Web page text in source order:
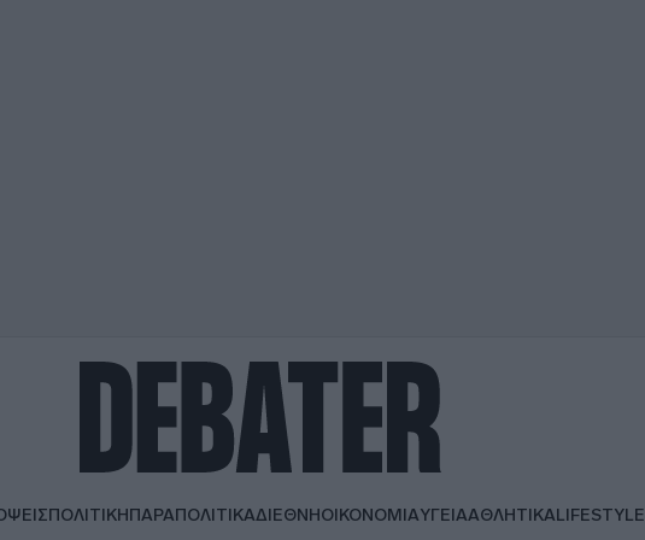
ΠΟΛΙΤΙΚΗΠΑΡΑΠΟΛΙΤΙΚΑΔΙΕΘΝΗΟΙΚΟΝΟΜΙΑΥΓΕΙΑΑΘΛΗΤΙΚΑLIFESTYLE